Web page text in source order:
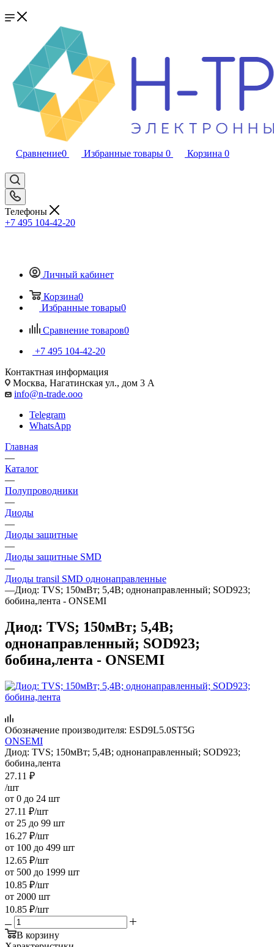
Сравнение0 Избранные товары 0 Корзина 0
Телефоны
+7 495 104-42-20
Личный кабинет
Корзина0
Избранные товары0
Сравнение товаров0
+7 495 104-42-20
Контактная информация
Москва, Нагатинская ул., дом 3 А
info@n-trade.ooo
Telegram
WhatsApp
Главная
—
Каталог
—
Полупроводники
—
Диоды
—
Диоды защитные
—
Диоды защитные SMD
—
Диоды transil SMD однонаправленные
—Диод: TVS; 150мВт; 5,4В; однонаправленный; SOD923;
бобина,лента - ONSEMI
Диод: TVS; 150мВт; 5,4В;
однонаправленный; SOD923;
бобина,лента - ONSEMI
Обозначение производителя: ESD9L5.0ST5G
ONSEMI
Диод: TVS; 150мВт; 5,4В; однонаправленный; SOD923;
бобина,лента
27.11 ₽
/шт
от 0 до 24 шт
27.11 ₽/шт
от 25 до 99 шт
16.27 ₽/шт
от 100 до 499 шт
12.65 ₽/шт
от 500 до 1999 шт
10.85 ₽/шт
от 2000 шт
10.85 ₽/шт
В корзину